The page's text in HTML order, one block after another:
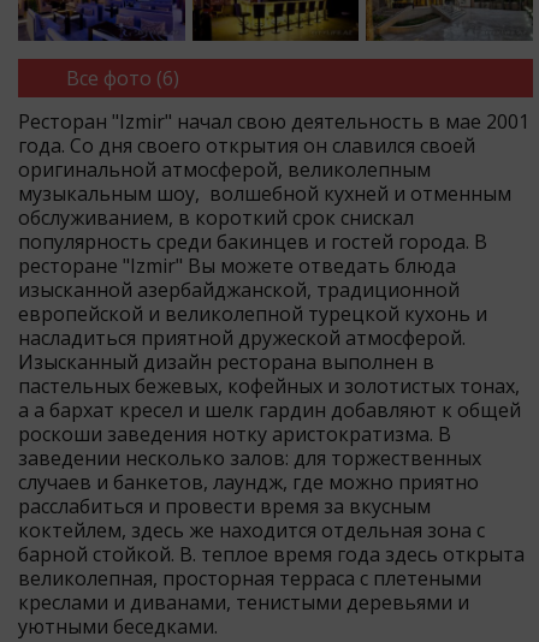
Все фото (6)
Ресторан "Izmir" начал свою деятельность в мае 2001
года. Со дня своего открытия он славился своей
оригинальной атмосферой, великолепным
музыкальным шоу, волшебной кухней и отменным
обслуживанием, в короткий срок снискал
популярность среди бакинцев и гостей города. В
ресторане "Izmir" Вы можете отведать блюда
изысканной азербайджанской, традиционной
европейской и великолепной турецкой кухонь и
насладиться приятной дружеской атмосферой.
Изысканный дизайн ресторана выполнен в
пастельных бежевых, кофейных и золотистых тонах,
а а бархат кресел и шелк гардин добавляют к общей
роскоши заведения нотку аристократизма. В
заведении несколько залов: для торжественных
случаев и банкетов, лаундж, где можно приятно
расслабиться и провести время за вкусным
коктейлем, здесь же находится отдельная зона с
барной стойкой. В. теплое время года здесь открыта
великолепная, просторная терраса с плетеными
креслами и диванами, тенистыми деревьями и
уютными беседками.